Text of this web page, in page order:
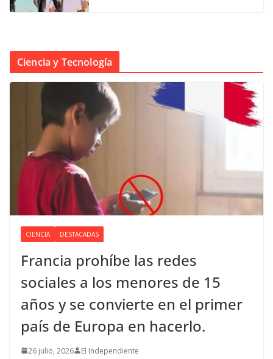
Ciencia y Tecnología
CIENCIA DESTACADAS
Francia prohíbe las redes
sociales a los menores de 15
años y se convierte en el primer
país de Europa en hacerlo.
26 julio, 2026 El Independiente